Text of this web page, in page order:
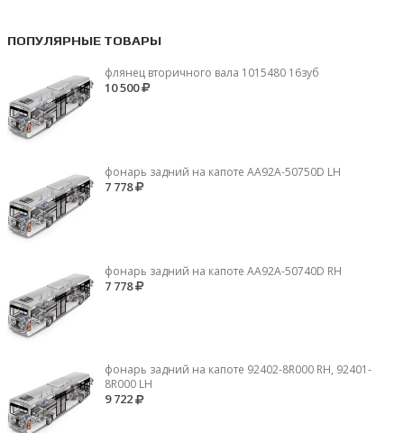
ПОПУЛЯРНЫЕ ТОВАРЫ
флянец вторичного вала 1015480 16зуб
10 500
фонарь задний на капоте AA92A-50750D LH
7 778
фонарь задний на капоте AA92A-50740D RH
7 778
фонарь задний на капоте 92402-8R000 RH, 92401-
8R000 LH
9 722